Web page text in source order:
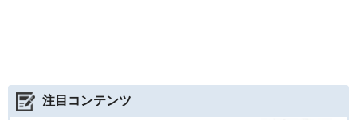
注目コンテンツ